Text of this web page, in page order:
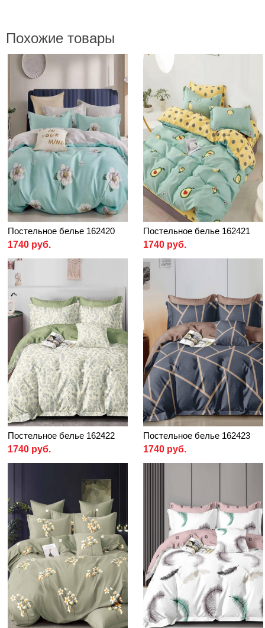
Похожие товары
Постельное белье 162420
1740 руб.
Постельное белье 162421
1740 руб.
Постельное белье 162422
1740 руб.
Постельное белье 162423
1740 руб.